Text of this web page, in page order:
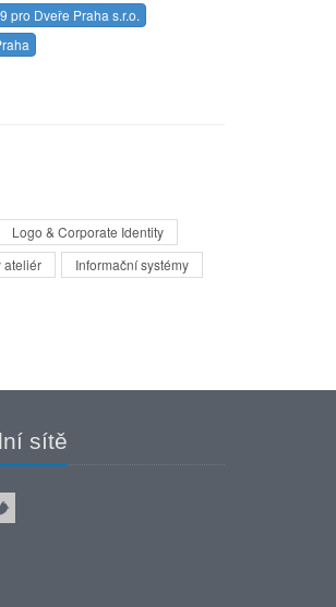
pro Dveře Praha s.r.o.
Logo & Corporate Identity
ateliér
Informační systémy
sítě